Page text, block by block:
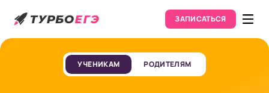
ЗАПИСАТЬСЯ
УЧЕНИКАМ РОДИТЕЛЯМ